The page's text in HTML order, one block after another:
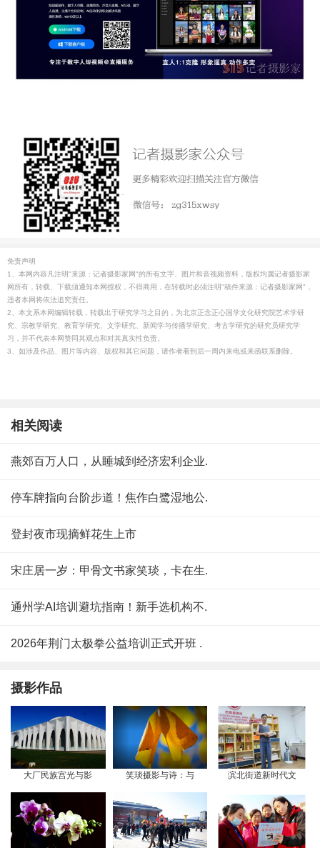
免责声明
1、本网内容凡注明"来源：记者摄影家网"的所有文字、图片和音视频资料，版权均属记者摄影家
网所有，转载、下载须通知本网授权，不得商用，在转载时必须注明"稿件来源：记者摄影家网"，
违者本网将依法追究责任。
2、本文系本网编辑转载，转载出于研究学习之目的，为北京正念正心国学文化研究院艺术学研
究、宗教学研究、教育学研究、文学研究、新闻学与传播学研究、考古学研究的研究员研究学
习，并不代表本网赞同其观点和对其真实性负责。
3、如涉及作品、图片等内容、版权和其它问题，请作者看到后一周内来电或来函联系删除。
相关阅读
燕郊百万人口，从睡城到经济宏利企业.
停车牌指向台阶步道！焦作白鹭湿地公.
登封夜市现摘鲜花生上市
宋庄居一岁：甲骨文书家笑琰，卡在生.
通州学AI培训避坑指南！新手选机构不.
2026年荆门太极拳公益培训正式开班 .
摄影作品
大厂民族宫光与影 笑琰摄影与诗：与 滨北街道新时代文